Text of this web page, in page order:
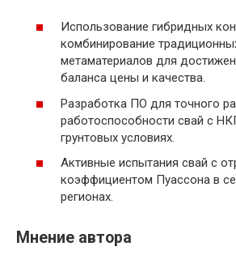
Использование гибридных
комбинирование
метаматериалов для
баланса цены и качества.
Разработка ПО для точного
работоспособности свай с
грунтовых условиях.
Активные испытания свай с
коэффициентом Пуассона в
регионах.
Мнение автора